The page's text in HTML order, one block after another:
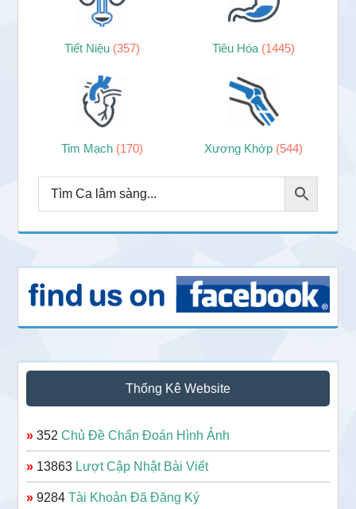
Tiết Niệu (357) Tiêu Hóa (1445)
Tim Mạch (170) Xương Khớp (544)
Thống Kê Website
» 352Chủ Đề Chẩn Đoán Hình Ảnh
» 13863 Lượt Cập Nhật Bài Viết
» 9284Tài Khoản Đã Đăng Ký